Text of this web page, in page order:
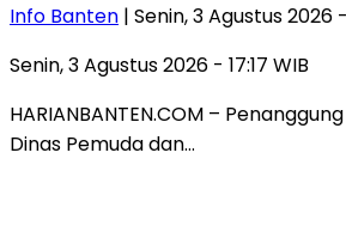
Info Banten | Senin, 3 Agustus 2026 -
Senin, 3 Agustus 2026 - 17:17 WIB
HARIANBANTEN.COM –
Dinas Pemuda dan…